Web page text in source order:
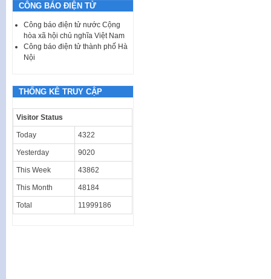
CÔNG BÁO ĐIỆN TỬ
Công báo điện tử nước Cộng
hòa xã hội chủ nghĩa Việt Nam
Công báo điện tử thành phố Hà
Nội
THỐNG KÊ TRUY CẬP
Visitor Status
Today 4322
Yesterday 9020
This Week 43862
This Month 48184
Total 11999186